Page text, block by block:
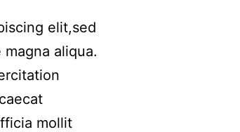
elit,sed
aliqua.
mollit